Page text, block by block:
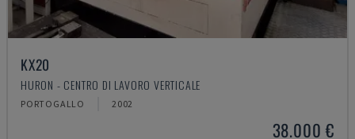
KX20
HURON - CENTRO DI LAVORO VERTICALE
PORTOGALLO 2002
38.000 €